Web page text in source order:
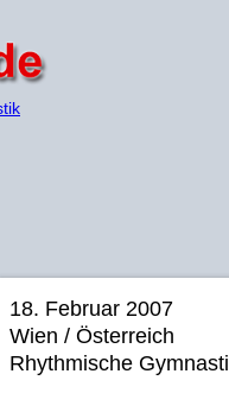
18. Februar 2007
Wien / Österreich
Rhythmische